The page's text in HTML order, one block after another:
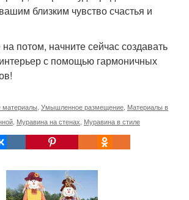
близким чувство счастья и
потом, начните сейчас создавать
с помощью гармоничных
материалы Умышленное размещение Материалы в
Муравина на стенах Муравина в стиле